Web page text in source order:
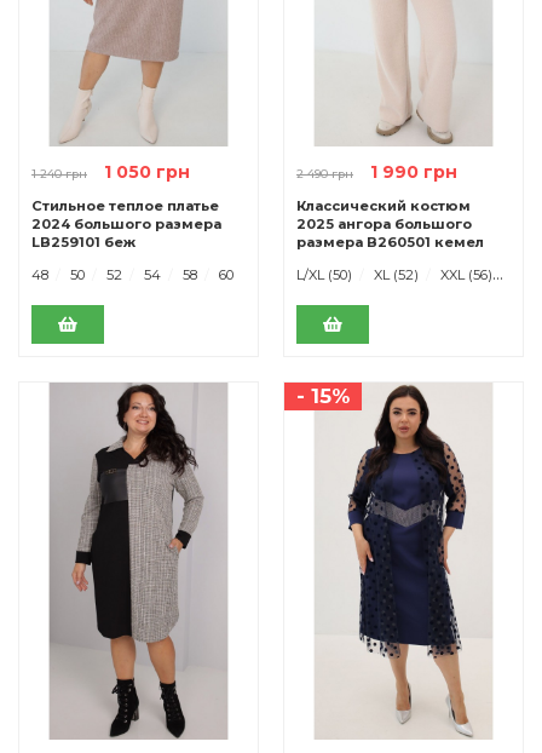
1 240 грн 1 050 грн
Стильное теплое платье
2024 большого размера
LB259101 беж
48
50 52 54 58 60
2 490 грн 1 990 грн
Классический костюм
2025 ангора большого
размера B260501 кемел
L/XL (50)
XL (52) XXL (56)
- 15%